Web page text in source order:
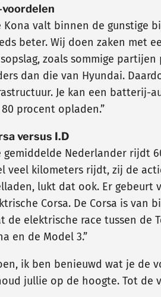
voordelen
Kona valt binnen de gunstige
beter. Wij doen zaken met
zoals sommige
dan die van Hyundai.
Je kan een batterij-
procent opladen.”
versus I.D
gemiddelde Nederlander rijdt
veel kilometers rijdt, zij de
lukt dat ook. Er gebeurt
Corsa. De Corsa is van
de elektrische race tussen de
en de Model 3.”
ik ben benieuwd wat je de
jullie op de hoogte. Tot de